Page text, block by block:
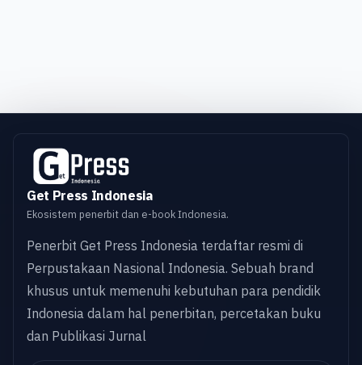
Get Press Indonesia
Ekosistem penerbit dan e-book Indonesia.
Penerbit Get Press Indonesia terdaftar resmi di
Perpustakaan Nasional Indonesia. Sebuah brand
khusus untuk memenuhi kebutuhan para pendidik
Indonesia dalam hal penerbitan, percetakan buku
dan Publikasi Jurnal